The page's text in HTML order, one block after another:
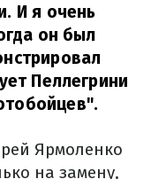
И я очень
он был
Пеллегрини
Ярмоленко
на замену,